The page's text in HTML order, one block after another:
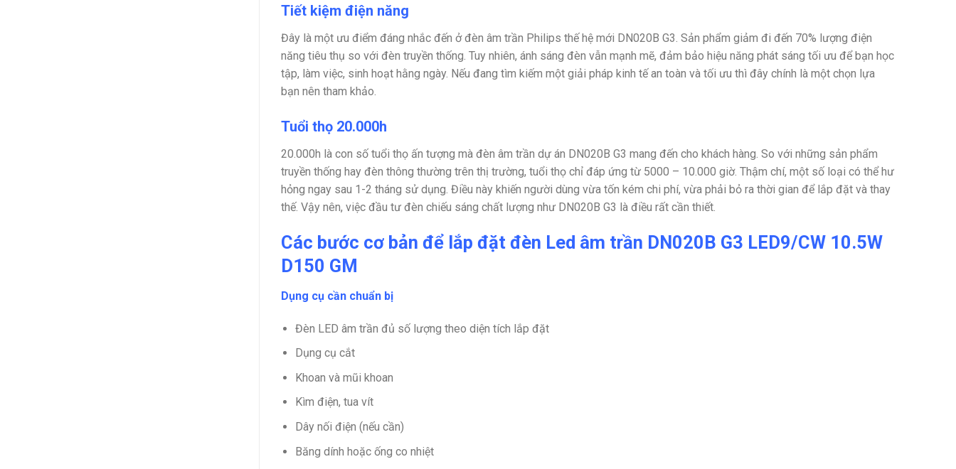
Tiết kiệm điện năng
Đây là một ưu điểm đáng nhắc đến ở đèn âm trần Philips thế hệ mới DN020B G3. Sản phẩm giảm đi đến 70% lượng điện
năng tiêu thụ so với đèn truyền thống. Tuy nhiên, ánh sáng đèn vẫn mạnh mẽ, đảm bảo hiệu năng phát sáng tối ưu để bạn học
tập, làm việc, sinh hoạt hằng ngày. Nếu đang tìm kiếm một giải pháp kinh tế an toàn và tối ưu thì đây chính là một chọn lựa
bạn nên tham khảo.
Tuổi thọ 20.000h
20.000h là con số tuổi thọ ấn tượng mà đèn âm trần dự án DN020B G3 mang đến cho khách hàng. So với những sản phẩm
truyền thống hay đèn thông thường trên thị trường, tuổi thọ chỉ đáp ứng từ 5000 – 10.000 giờ. Thậm chí, một số loại có thể hư
hỏng ngay sau 1-2 tháng sử dụng. Điều này khiến người dùng vừa tốn kém chi phí, vừa phải bỏ ra thời gian để lắp đặt và thay
thế. Vậy nên, việc đầu tư đèn chiếu sáng chất lượng như DN020B G3 là điều rất cần thiết.
Các bước cơ bản để lắp đặt đèn Led âm trần DN020B G3 LED9/CW 10.5W
D150 GM
Dụng cụ cần chuẩn bị
Đèn LED âm trần đủ số lượng theo diện tích lắp đặt
Dụng cụ cắt
Khoan và mũi khoan
Kìm điện, tua vít
Dây nối điện (nếu cần)
Băng dính hoặc ống co nhiệt